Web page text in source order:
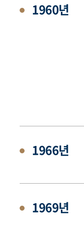
1960년
1966년
1969년